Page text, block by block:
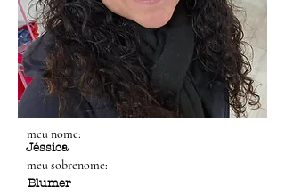
meu nome:
Jéssica
meu sobrenome:
Blumer